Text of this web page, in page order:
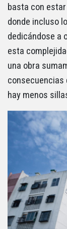
basta con
donde incluso
dedicándose a
esta
una obra
consecuencias
hay menos